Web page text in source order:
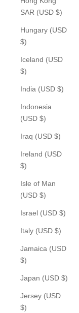
SAR (USD $)
Hungary (USD
$)
Iceland (USD
$)
India (USD $)
Indonesia
(USD $)
Iraq (USD $)
Ireland (USD
$)
Isle of Man
(USD $)
Israel (USD $)
Italy (USD $)
Jamaica (USD
$)
Japan (USD $)
Jersey (USD
$)